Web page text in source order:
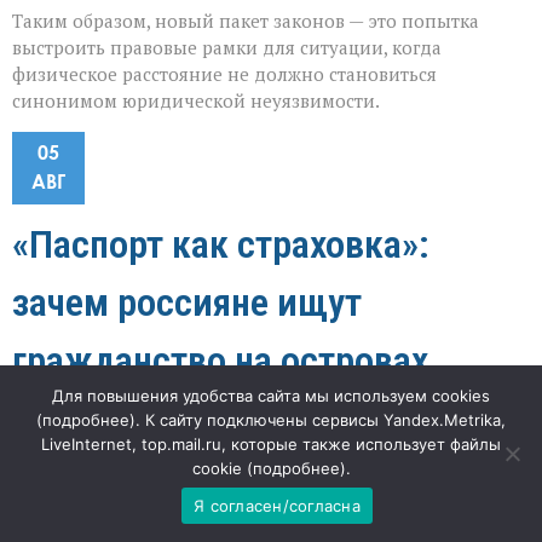
Таким образом, новый пакет законов — это попытка
выстроить правовые рамки для ситуации, когда
физическое расстояние не должно становиться
синонимом юридической неуязвимости.
05
АВГ
«Паспорт как страховка»:
зачем россияне ищут
гражданство на островах
"Наша газета" 56 Комментариик
записи
«Паспорт
зачем
отключены
«Когда привычные маршруты закрываются, люди
начинают искать запасные выходы — и всё чаще видят
их в паспортах далёких островных государств», —
Для повышения удобства сайта мы используем cookies
(подробнее). К сайту подключены сервисы Yandex.Metrika,
LiveInternet, top.mail.ru, которые также использует файлы
cookie (подробнее).
Я согласен/согласна